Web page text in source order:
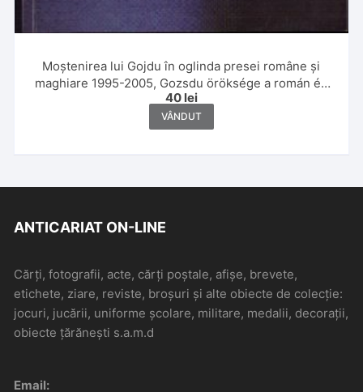
Moștenirea lui Gojdu în oglinda presei române și
maghiare 1995-2005, Gozsdu öröksége a román és
magyar sajtó tükrében de Maria Berényi, 2005,
Budapesta, cu dedicația olografă și semnătura
protopopului Ion Buzași
40 lei
VÂNDUT
ANTICARIAT ON-LINE
Cărți, fotografii, acte, cărți poștale, afișe, brevete,
etichete, ziare, reviste, broșuri și alte obiecte de colecție:
jocuri, jucării, uniforme școlare, militare, medalii, decorații,
obiecte țărănești s.a.m.d
Email: